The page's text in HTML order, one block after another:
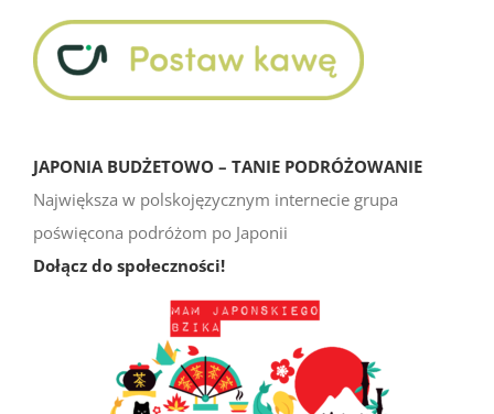
JAPONIA BUDŻETOWO – TANIE PODRÓŻOWANIE
Największa w polskojęzycznym internecie grupa
poświęcona podróżom po Japonii
Dołącz do społeczności!